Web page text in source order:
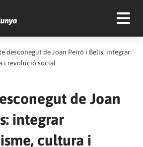
desconegut de Joan Peiró i Belis: integrar
i revolució social
de Joan
integrar
cultura i